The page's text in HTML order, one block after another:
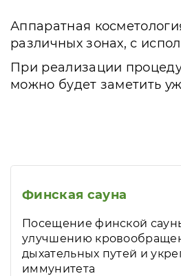
Аппаратная
различных зонах, с
При реализации
можно будет заметить
Финская сауна
Посещение финской
улучшению
дыхательных путей и
иммунитета